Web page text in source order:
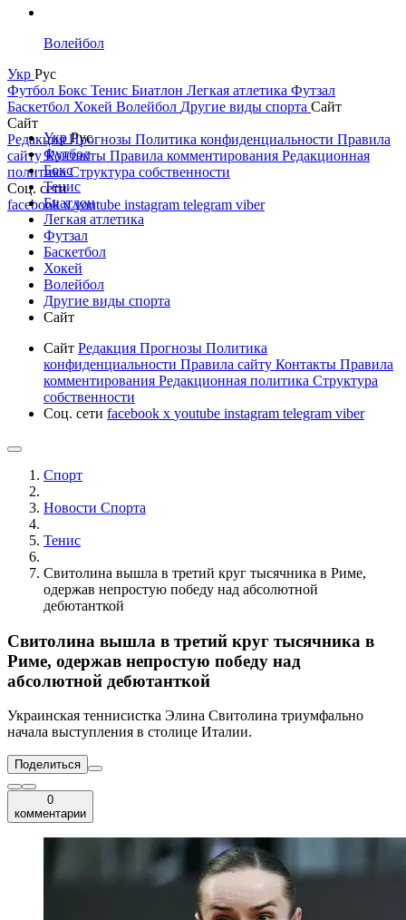
Волейбол
Укр Рус
Футбол Бокс Тенис Биатлон Легкая атлетика Футзал
Баскетбол Хокей Волейбол Другие виды спорта Сайт
Сайт
РедакцияПрогнозы Политика конфиденциальности Правила
сайтуКонтакты Правила комментирования Редакционная
политикаСтруктура собственности
Соц. сети
facebookxyoutube instagram telegram viber
УкрРус
Футбол
Бокс
Тенис
Биатлон
Легкая атлетика
Футзал
Баскетбол
Хокей
Волейбол
Другие виды спорта
Сайт
Сайт Редакция Прогнозы Политика
конфиденциальности Правила сайту Контакты Правила
комментирования Редакционная политика Структура
собственности
Соц. сети facebook x youtube instagram telegram viber
Спорт
Новости Cпорта
Тенис
Свитолина вышла в третий круг тысячника в Риме,
одержав непростую победу над абсолютной
дебютанткой
Свитолина вышла в третий круг тысячника в
Риме, одержав непростую победу над
абсолютной дебютанткой
Украинская теннисистка Элина Свитолина триумфально
начала выступления в столице Италии.
Поделиться
0
комментарии